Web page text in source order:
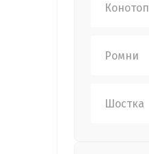
Конотоп
Ромни
Шостка